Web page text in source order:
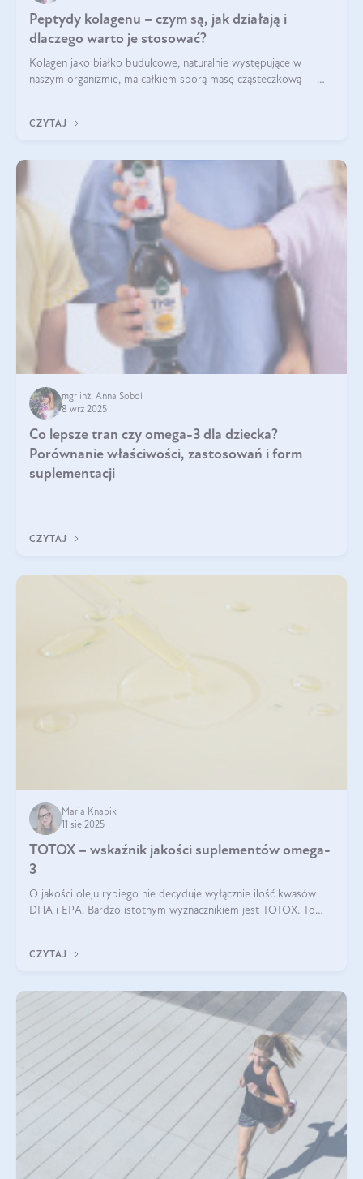
Peptydy kolagenu – czym są, jak działają i
dlaczego warto je stosować?
Kolagen jako białko budulcowe, naturalnie występujące w
naszym organizmie, ma całkiem sporą masę cząsteczkową —
bardziej biodostępny
CZYTAJ
mgr inż. Anna Sobol
8 wrz 2025
Co lepsze tran czy omega-3 dla dziecka?
Porównanie właściwości, zastosowań i form
suplementacji
CZYTAJ
Maria Knapik
11 sie 2025
TOTOX – wskaźnik jakości suplementów omega-
3
O jakości oleju rybiego nie decyduje wyłącznie ilość kwasów
DHA i EPA. Bardzo istotnym wyznacznikiem jest TOTOX. To
CZYTAJ